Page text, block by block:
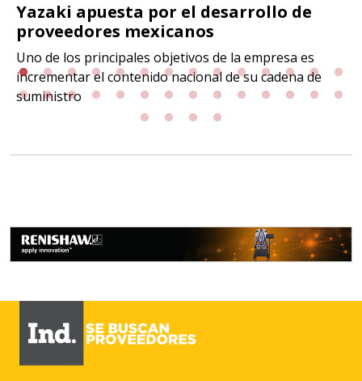
Yazaki apuesta por el desarrollo de
proveedores mexicanos
Uno de los principales objetivos de la empresa es
incrementar el contenido nacional de su cadena de
suministro